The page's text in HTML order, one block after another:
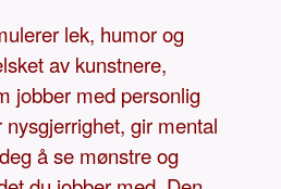
lek, humor og
av kunstnere,
jobber med personlig
gir mental
å se mønstre og